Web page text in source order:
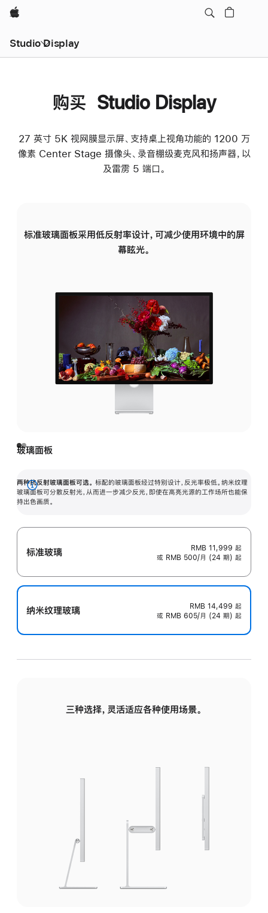
Apple
Studio Display
购买 Studio Display
27 英寸 5K 视网膜显示屏、支持桌上视角功能的 1200 万
像素 Center Stage 摄像头、录音棚级麦克风和扬声器，以
及雷雳 5 端口。
标准玻璃面板采用低反射率设计，可减少使用环境中的屏
幕眩光。
玻璃面板
两种抗反射玻璃面板可选。 标配的玻璃面板经过特别设计，反光率极低。纳米纹理
玻璃面板可分散反射光，从而进一步减少反光，即使在高亮光源的工作场所也能保
持出色画质。
展
开
标准玻璃 RMB 11,999 起
或 RMB 500/月 (24 期) 起
纳米纹理玻璃 RMB 14,499 起
或 RMB 605/月 (24 期) 起
三种选择，灵活适应各种使用场景。